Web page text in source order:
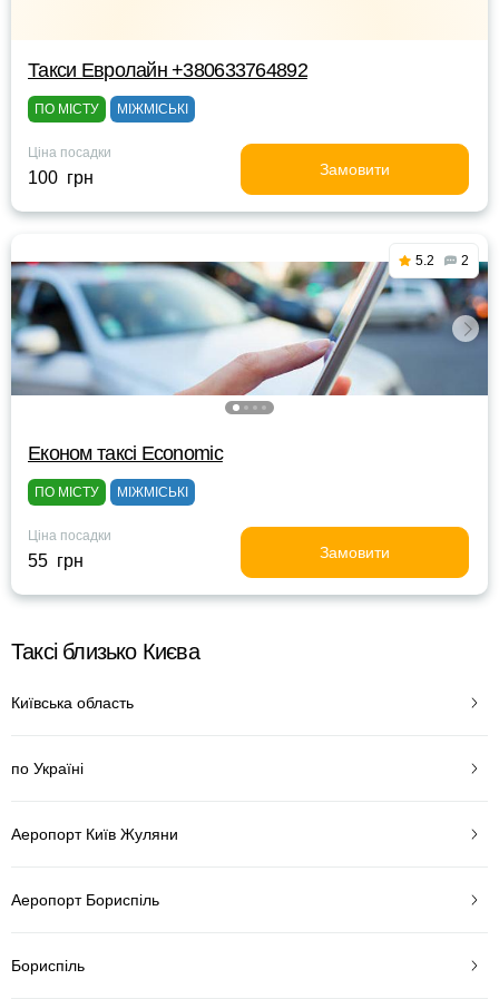
Такси Евролайн +380633764892
ПО МІСТУ МІЖМІСЬКІ
Ціна посадки
100 грн Замовити
5.2 2
Eконом таксі Economic
ПО МІСТУ МІЖМІСЬКІ
Ціна посадки
55 грн Замовити
Таксі близько Києва
Київська область
по Україні
Аеропорт Київ Жуляни
Аеропорт Бориспіль
Бориспіль